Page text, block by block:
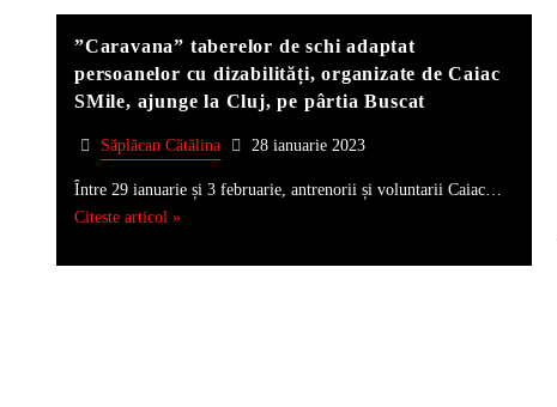
”Caravana” taberelor de schi adaptat
persoanelor cu dizabilități, organizate de Caiac
SMile, ajunge la Cluj, pe pârtia Buscat
Săplăcan Cătălina 28 ianuarie 2023
Între 29 ianuarie și 3 februarie, antrenorii și voluntarii Caiac…
Citeste articol »